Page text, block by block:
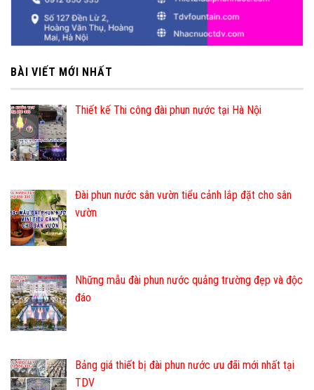
BÀI VIẾT MỚI NHẤT
Thiết kế Thi công đài phun nước tại Hà Nội
Đài phun nước sân vườn tiểu cảnh lắp đặt cho sân
vườn
Những mẫu đài phun nước quảng trường đẹp và độc
đáo
Bảng giá thiết bị đài phun nước ưu đãi mới nhất tại
TDV